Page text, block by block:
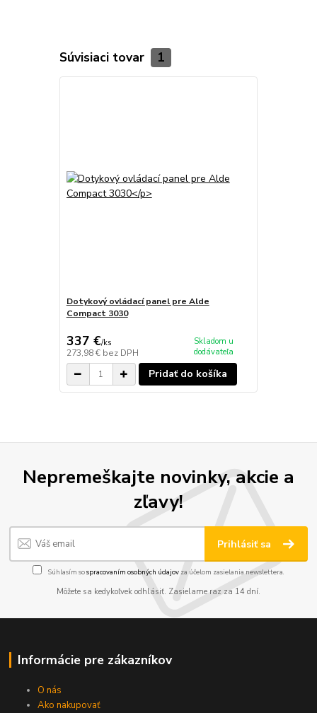
Súvisiaci tovar 1
Dotykový ovládací panel pre Alde
Compact 3030
337 €/ks
273,98 € bez DPH
Skladom u
dodávateľa
Pridať do košíka
Nepremeškajte novinky, akcie a
zľavy!
Prihlásiť sa
Súhlasím sospracovaním osobných údajov za účelom zasielania newslettera.
Môžete sa kedykoľvek odhlásiť. Zasielame raz za 14 dní.
Informácie pre zákazníkov
O nás
Ako nakupovať